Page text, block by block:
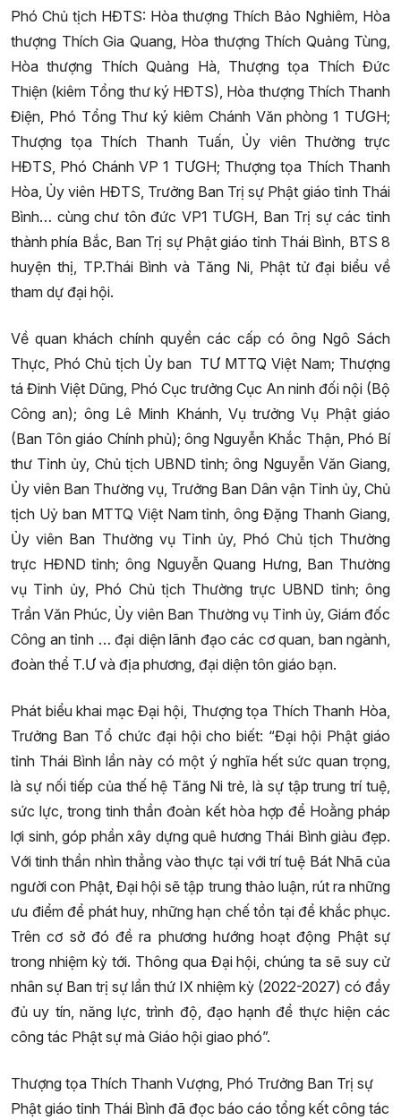
Phó Chủ tịch HĐTS: Hòa thượng Thích Bảo Nghiêm, Hòa
thượng Thích Gia Quang, Hòa thượng Thích Quảng Tùng,
Hòa thượng Thích Quảng Hà, Thượng tọa Thích Đức
Thiện (kiêm Tổng thư ký HĐTS), Hòa thượng Thích Thanh
Điện, Phó Tổng Thư ký kiêm Chánh Văn phòng 1 TƯGH;
Thượng tọa Thích Thanh Tuấn, Ủy viên Thường trực
HĐTS, Phó Chánh VP 1 TƯGH; Thượng tọa Thích Thanh
Hòa, Ủy viên HĐTS, Trưởng Ban Trị sự Phật giáo tỉnh Thái
Bình… cùng chư tôn đức VP1 TƯGH, Ban Trị sự các tỉnh
thành phía Bắc, Ban Trị sự Phật giáo tỉnh Thái Bình, BTS 8
huyện thị, TP.Thái Bình và Tăng Ni, Phật tử đại biểu về
tham dự đại hội.
Về quan khách chính quyền các cấp có ông Ngô Sách
Thực, Phó Chủ tịch Ủy ban TƯ MTTQ Việt Nam; Thượng
tá Đinh Việt Dũng, Phó Cục trưởng Cục An ninh đối nội (Bộ
Công an); ông Lê Minh Khánh, Vụ trưởng Vụ Phật giáo
(Ban Tôn giáo Chính phủ); ông Nguyễn Khắc Thận, Phó Bí
thư Tỉnh ủy, Chủ tịch UBND tỉnh; ông Nguyễn Văn Giang,
Ủy viên Ban Thường vụ, Trưởng Ban Dân vận Tỉnh ủy, Chủ
tịch Uỷ ban MTTQ Việt Nam tỉnh, ông Đặng Thanh Giang,
Ủy viên Ban Thường vụ Tỉnh ủy, Phó Chủ tịch Thường
trực HĐND tỉnh; ông Nguyễn Quang Hưng, Ban Thường
vụ Tỉnh ủy, Phó Chủ tịch Thường trực UBND tỉnh; ông
Trần Văn Phúc, Ủy viên Ban Thường vụ Tỉnh ủy, Giám đốc
Công an tỉnh … đại diện lãnh đạo các cơ quan, ban ngành,
đoàn thể T.Ư và địa phương, đại diện tôn giáo bạn.
Phát biểu khai mạc Đại hội, Thượng tọa Thích Thanh Hòa,
Trưởng Ban Tổ chức đại hội cho biết: “Đại hội Phật giáo
tỉnh Thái Bình lần này có một ý nghĩa hết sức quan trọng,
là sự nối tiếp của thế hệ Tăng Ni trẻ, là sự tập trung trí tuệ,
sức lực, trong tinh thần đoàn kết hòa hợp để Hoằng pháp
lợi sinh, góp phần xây dựng quê hương Thái Bình giàu đẹp.
Với tinh thần nhìn thẳng vào thực tại với trí tuệ Bát Nhã của
người con Phật, Đại hội sẽ tập trung thảo luận, rút ra những
ưu điểm để phát huy, những hạn chế tồn tại để khắc phục.
Trên cơ sở đó đề ra phương hướng hoạt động Phật sự
trong nhiệm kỳ tới. Thông qua Đại hội, chúng ta sẽ suy cử
nhân sự Ban trị sự lần thứ IX nhiệm kỳ (2022-2027) có đầy
đủ uy tín, năng lực, trình độ, đạo hạnh để thực hiện các
công tác Phật sự mà Giáo hội giao phó”.
Thượng tọa Thích Thanh Vượng, Phó Trưởng Ban Trị sự
Phật giáo tỉnh Thái Bình đã đọc báo cáo tổng kết công tác